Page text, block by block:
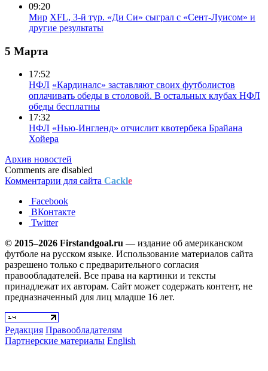
09:20
Мир XFL, 3-й тур. «Ди Си» сыграл с «Сент-Луисом» и
другие результаты
5 Марта
17:52
НФЛ «Кардиналс» заставляют своих футболистов
оплачивать обеды в столовой. В остальных клубах НФЛ
обеды бесплатны
17:32
НФЛ «Нью-Ингленд» отчислит квотербека Брайана
Хойера
Архив новостей
Comments are disabled
Комментарии для сайта Cackle
Facebook
ВКонтакте
Twitter
© 2015–2026 Firstandgoal.ru — издание об американском
футболе на русском языке. Использование материалов cайта
разрешено только с предварительного согласия
правообладателей. Все права на картинки и тексты
принадлежат их авторам. Сайт может содержать контент, не
предназначенный для лиц младше 16 лет.
Редакция Правообладателям
Партнерские материалы English